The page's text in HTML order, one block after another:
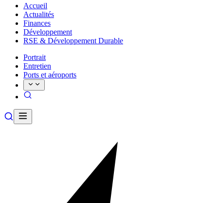
Accueil
Actualités
Finances
Développement
RSE & Développement Durable
Portrait
Entretien
Ports et aéroports